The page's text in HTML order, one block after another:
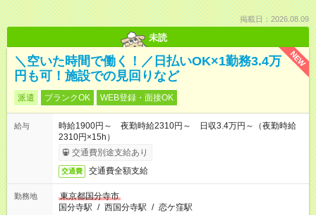
掲載日：2026.08.09
未読
NEW
＼空いた時間で働く！／日払いOK×1勤務3.4万
円も可！施設での見回りなど
派遣 ブランクOK WEB登録・面接OK
給与
時給1900円～ 夜勤時給2310円～ 日収3.4万円～（夜勤時給
2310円×15h）
交通費別途支給あり
交通費 交通費全額支給
勤務地
東京都国分寺市
国分寺駅 / 西国分寺駅 / 恋ケ窪駅